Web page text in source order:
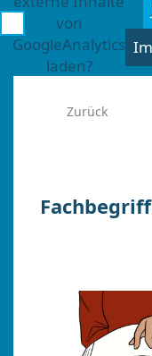
von
GoogleAnalytics
laden?
Zurück